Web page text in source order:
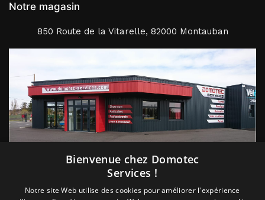
Notre magasin
850 Route de la Vitarelle, 82000 Montauban
Suivez nous
Bienvenue chez Domotec
Services !
Notre site Web utilise des cookies pour améliorer l'expérience